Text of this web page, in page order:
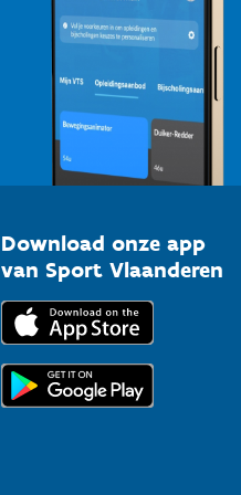
Download onze app
van Sport Vlaanderen